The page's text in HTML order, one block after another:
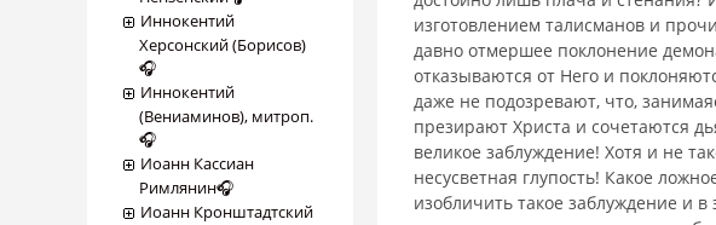
изготовлением талисманов и
давно отмершее поклонение
отказываются от Него и
даже не подозревают, что,
презирают Христа и сочетаются
великое заблуждение! Хотя и не
несусветная глупость! Какое
изобличить такое заблуждение и
Иннокентий
Херсонский (Борисов)
🎧
Иннокентий
(Вениаминов), митроп.
🎧
Иоанн Кассиан
Римлянин🎧
Иоанн Кронштадтский